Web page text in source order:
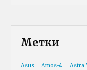
Метки
Asus Amos-4 Astra